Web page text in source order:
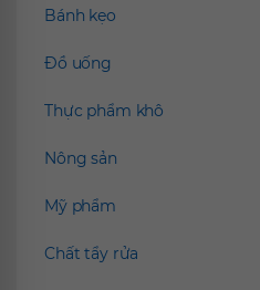
Bánh kẹo
Đồ uống
Thực phẩm khô
Nông sản
Mỹ phẩm
Chất tẩy rửa